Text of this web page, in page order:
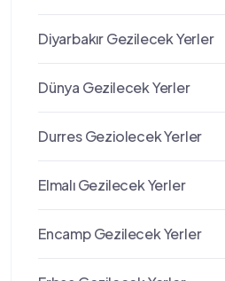
Diyarbakır Gezilecek Yerler
Dünya Gezilecek Yerler
Durres Geziolecek Yerler
Elmalı Gezilecek Yerler
Encamp Gezilecek Yerler